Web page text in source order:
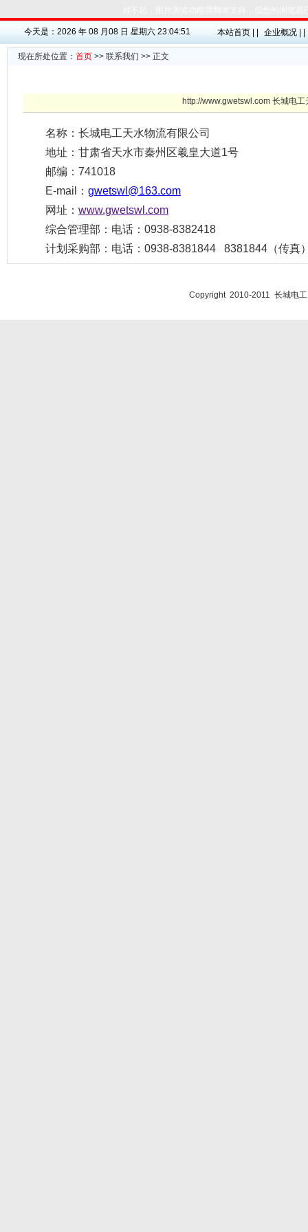
今天是：2026 年 08 月08 日 星期六 23:04:51 本站首页 | | 企业概况 | |
现在所处位置： 首页 >> 联系我们 >> 正文
http://www.gwetswl.com 长城电
名称：长城电工天水物流有限公司
地址：甘肃省天水市秦州区羲皇大道1号
邮编：741018
E-mail： gwetswl@163.com
网址： www.gwetswl.com
综合管理部：电话：0938-8382418
计划采购部：电话：0938-8381844 8381844（传真
Copyright 2010-2011 长城电